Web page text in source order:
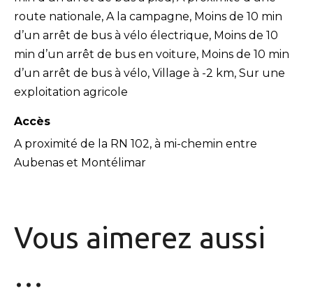
route nationale, A la campagne, Moins de 10 min
d’un arrêt de bus à vélo électrique, Moins de 10
min d’un arrêt de bus en voiture, Moins de 10 min
d’un arrêt de bus à vélo, Village à -2 km, Sur une
exploitation agricole
Accès
A proximité de la RN 102, à mi-chemin entre
Aubenas et Montélimar
Vous aimerez aussi
…